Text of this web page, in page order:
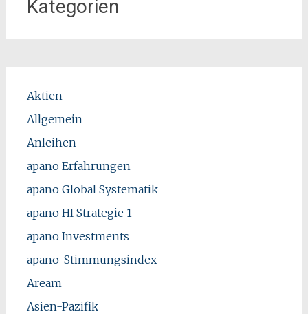
Kategorien
Aktien
Allgemein
Anleihen
apano Erfahrungen
apano Global Systematik
apano HI Strategie 1
apano Investments
apano-Stimmungsindex
Aream
Asien-Pazifik